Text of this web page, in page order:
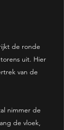
de ronde
uit. Hier
van de
nimmer de
de vloek,